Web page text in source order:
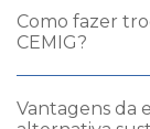
Como fazer
CEMIG?
Vantagens da